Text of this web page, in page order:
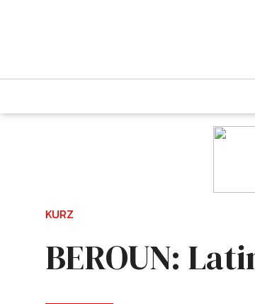
KURZ
BEROUN: